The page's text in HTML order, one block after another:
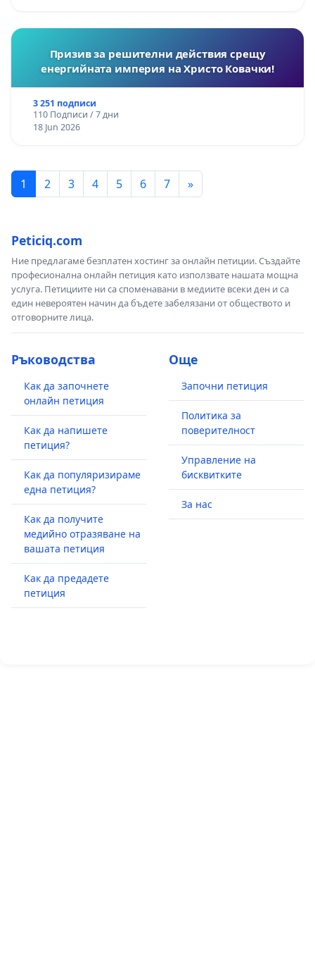
Призив за решителни действия срещу
енергийната империя на Христо Ковачки!
3 251 подписи
110 Подписи / 7 дни
18 Jun 2026
1 2 3 4 5 6 7 »
Peticiq.com
Ние предлагаме безплатен хостинг за онлайн петиции. Създайте
професионална онлайн петиция като използвате нашата мощна
услуга. Петициите ни са споменавани в медиите всеки ден и са
един невероятен начин да бъдете забелязани от обществото и
отговорните лица.
Ръководства
Как да започнете
онлайн петиция
Как да напишете
петиция?
Как да популяризираме
една петиция?
Как да получите
медийно отразяване на
вашата петиция
Как да предадете
петиция
Още
Започни петиция
Политика за
поверителност
Управление на
бисквитките
За нас